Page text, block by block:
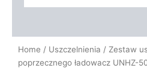
Home / Uszczelnienia / Zestaw
poprzecznego ładowacz UNHZ-